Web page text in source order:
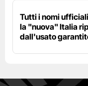
Tutti i nomi
la "nuova" Italia
dall'usato